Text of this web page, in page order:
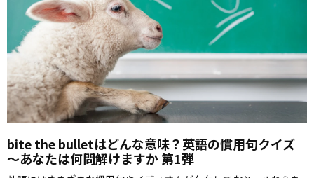
bite the bulletはどんな意味？英語の慣用句クイズ
～あなたは何問解けますか 第1弾